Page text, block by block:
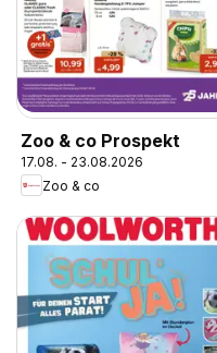
Zoo & co Prospekt
17.08. - 23.08.2026
Zoo & co